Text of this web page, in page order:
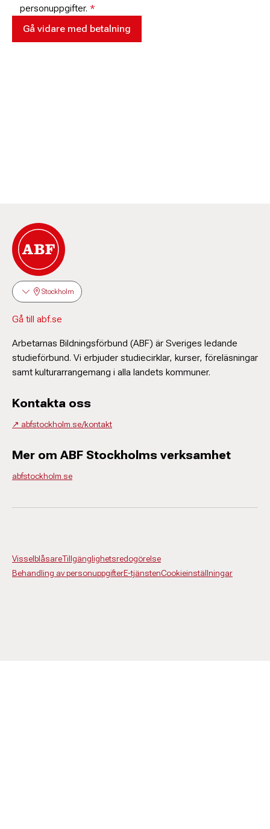
personuppgifter. *
Stockholm
Gå till abf.se
Arbetarnas Bildningsförbund (ABF) är Sveriges ledande
studieförbund. Vi erbjuder studiecirklar, kurser, föreläsningar
samt kulturarrangemang i alla landets kommuner.
Kontakta oss
↗️ abfstockholm.se/kontakt
Mer om ABF Stockholms verksamhet
abfstockholm.se
VisselblåsareTillgänglighetsredogörelse
Behandling av personuppgifterE-tjänstenCookieinställningar